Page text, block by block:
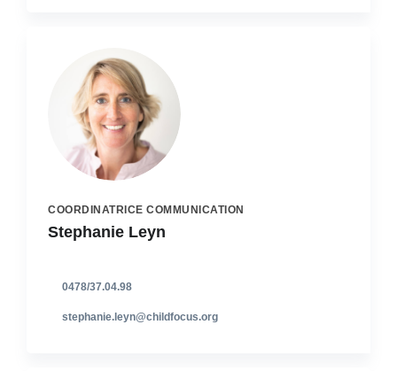
COORDINATRICE COMMUNICATION
Stephanie Leyn
0478/37.04.98
stephanie.leyn@childfocus.org